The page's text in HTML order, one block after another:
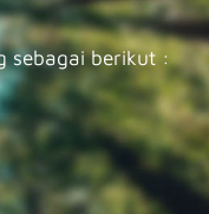
sebagai berikut :